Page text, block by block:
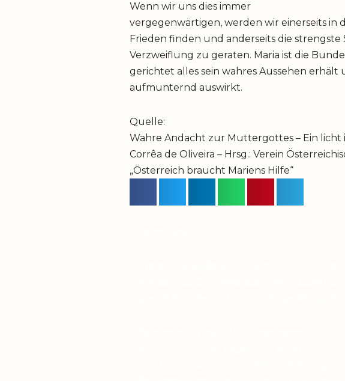
Wenn wir uns dies immer
vergegenwärtigen, werden wir einerseits in
Frieden finden und anderseits die
Verzweiflung zu geraten. Maria ist die
gerichtet alles sein wahres Aussehen erhält
aufmunternd auswirkt.
Quelle:
Wahre Andacht zur Muttergottes – Ein licht
Corrêa de Oliveira – Hrsg.: Verein
„Österreich braucht Mariens Hilfe“